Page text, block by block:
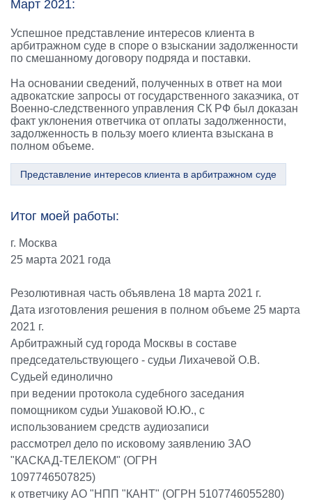
Март 2021:
Успешное представление интересов клиента в
арбитражном суде в споре о взыскании задолженности
по смешанному договору подряда и поставки.
На основании сведений, полученных в ответ на мои
адвокатские запросы от государственного заказчика, от
Военно-следственного управления СК РФ был доказан
факт уклонения ответчика от оплаты задолженности,
задолженность в пользу моего клиента взыскана в
полном объеме.
Представление интересов клиента в арбитражном суде
Итог моей работы:
г. Москва
25 марта 2021 года
Резолютивная часть объявлена 18 марта 2021 г.
Дата изготовления решения в полном объеме 25 марта
2021 г.
Арбитражный суд города Москвы в составе
председательствующего - судьи Лихачевой О.В.
Судьей единолично
при ведении протокола судебного заседания
помощником судьи Ушаковой Ю.Ю., с
использованием средств аудиозаписи
рассмотрел дело по исковому заявлению ЗАО
"КАСКАД-ТЕЛЕКОМ" (ОГРН
1097746507825)
к ответчику АО "НПП "КАНТ" (ОГРН 5107746055280)